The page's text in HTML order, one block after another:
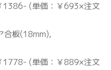
1386- (単価：￥693×注文
合板(18mm),
1778- (単価：￥889×注文